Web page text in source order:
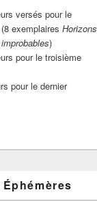
versés pour le
exemplaires Horizons
)
pour le troisième
pour le dernier